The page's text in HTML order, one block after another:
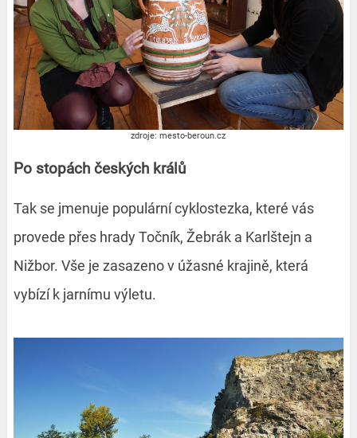
zdroje: mesto-beroun.cz
Po stopách českých králů
Tak se jmenuje populární cyklostezka, které vás
provede přes hrady Točník, Žebrák a Karlštejn a
Nižbor. Vše je zasazeno v úžasné krajině, která
vybízí k jarnímu výletu.